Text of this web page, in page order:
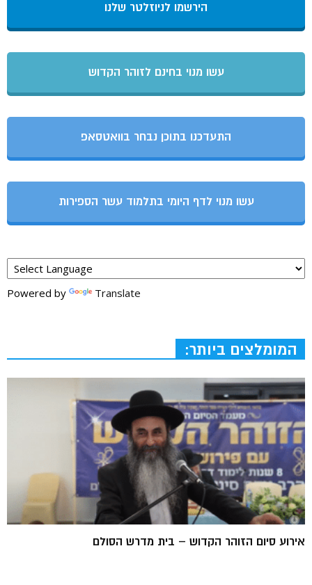
הירשמו לניוזלטר שלנו
עשו מנוי בחינם לזוהר הקדוש
התעדכנו בתוכן נבחר בוואטסאפ
עשו מנוי לדף היומי בתלמוד עשר הספירות
Powered by Translate
המומלצים ביותר:
אירוע סיום הזוהר הקדוש – בית מדרש הסולם